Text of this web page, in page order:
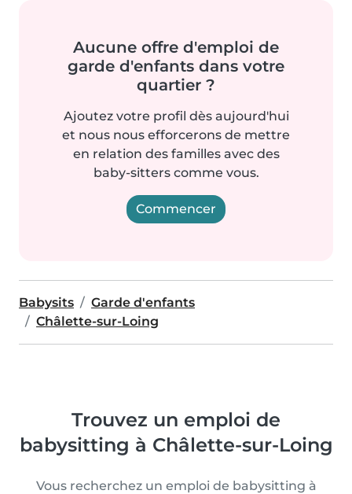
Aucune offre d'emploi de
garde d'enfants dans votre
quartier ?
Ajoutez votre profil dès aujourd'hui
et nous nous efforcerons de mettre
en relation des familles avec des
baby-sitters comme vous.
Commencer
Babysits
Garde d'enfants
Châlette-sur-Loing
Trouvez un emploi de
babysitting à Châlette-sur-Loing
Vous recherchez un emploi de babysitting à